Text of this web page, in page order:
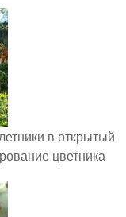
в открытый
цветника